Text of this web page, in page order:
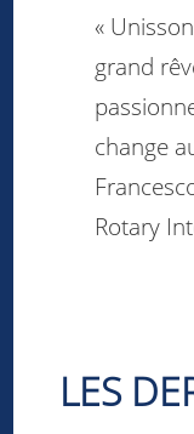
«
grand
change
Rotary
LES